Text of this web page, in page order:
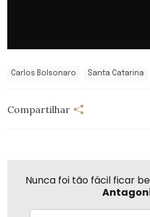
Carlos Bolsonaro Santa Catarina
Compartilhar
Nunca foi tão fácil ficar